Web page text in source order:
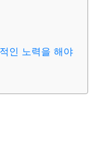
외국어 교육
인 노력을 해야